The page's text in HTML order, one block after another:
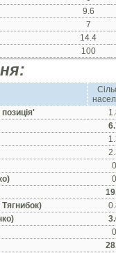
9.6
7
14.4
100
0
0
0